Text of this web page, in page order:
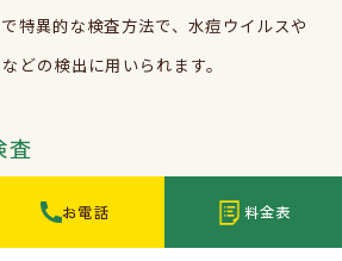
特異的な検査方法で、水痘ウイルスや
どの検出に用いられます。
査
ク質（抗原）を検出する検査です。迅
お電話 料金表